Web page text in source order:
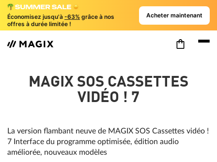
Économisez jusqu'à -63% grâce à nos
offres à durée limitée !
Acheter maintenant
MAGIX SOS CASSETTES
VIDÉO ! 7
La version flambant neuve de MAGIX SOS Cassettes vidéo !
7 Interface du programme optimisée, édition audio
améliorée, nouveaux modèles